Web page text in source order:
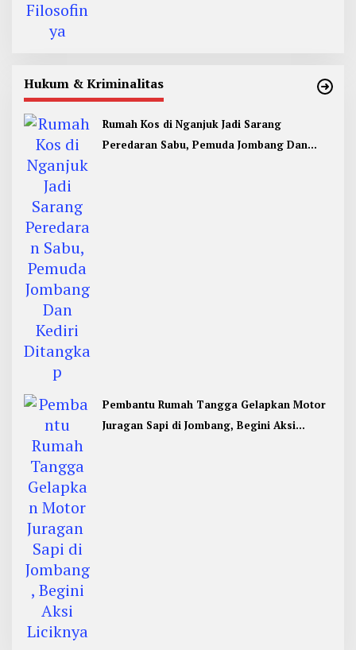
Hukum & Kriminalitas
Rumah Kos di Nganjuk Jadi Sarang
Peredaran Sabu, Pemuda Jombang Dan
Pembantu Rumah Tangga Gelapkan Motor
Juragan Sapi di Jombang, Begini Aksi